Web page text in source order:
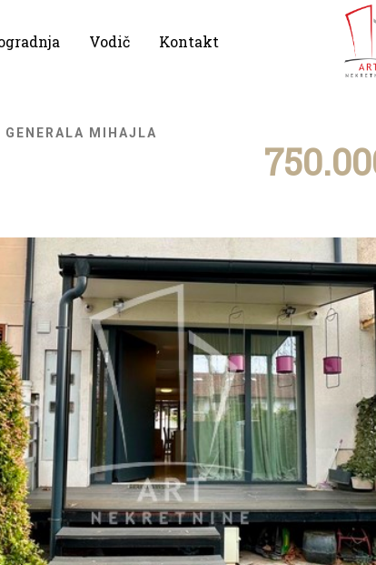
Vodič Kontakt
GENERALA MIHAJLA